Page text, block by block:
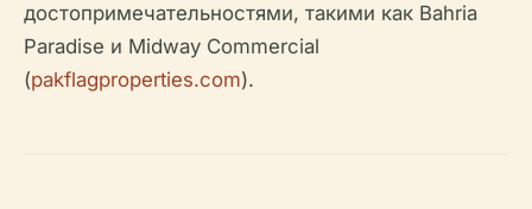
достопримечательностями, такими как Bahria
Paradise и Midway Commercial
(pakflagproperties.com).